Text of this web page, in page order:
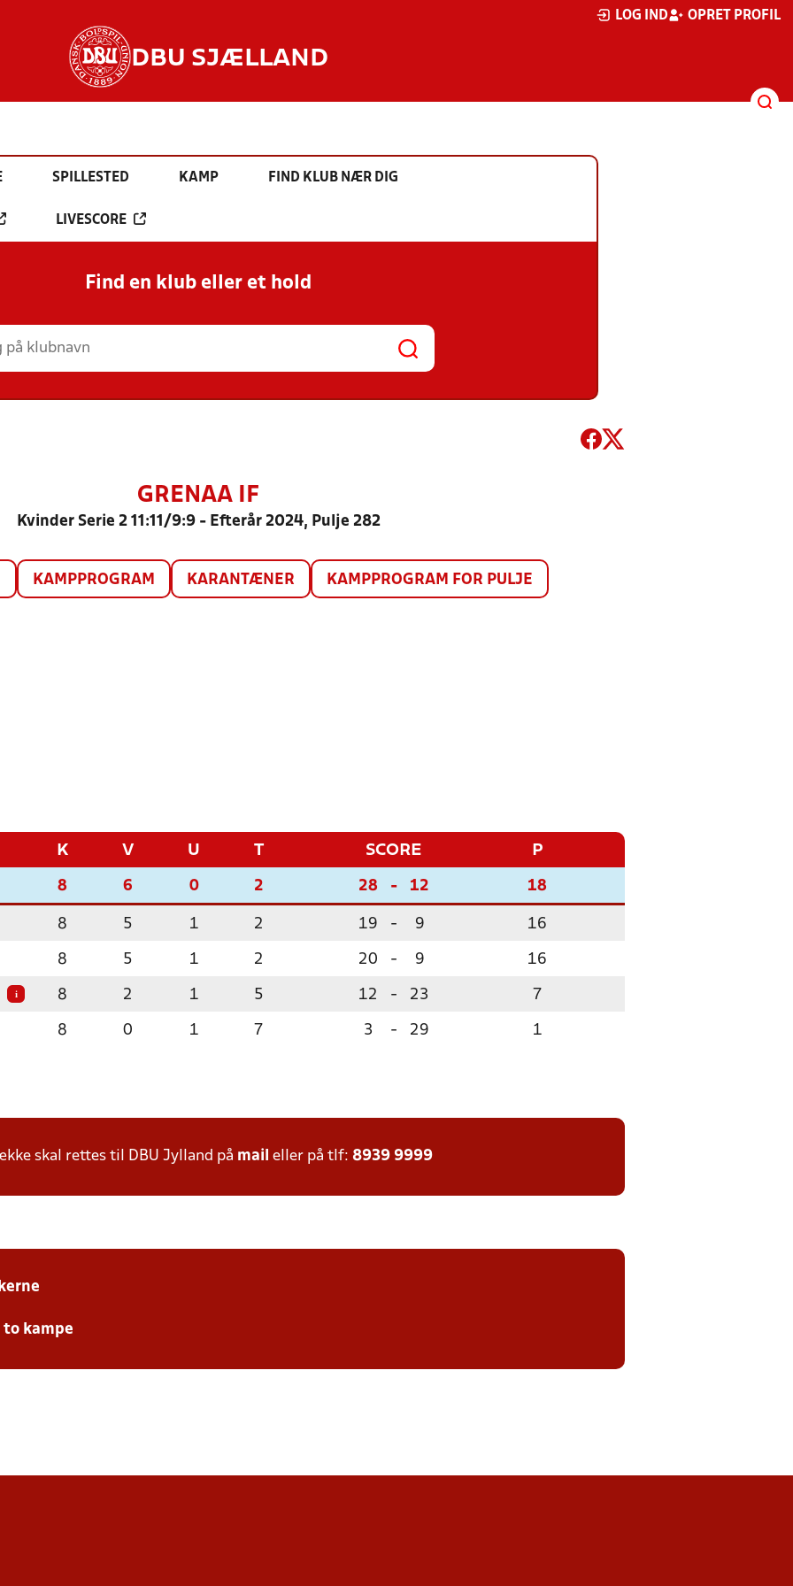
LOG IND OPRET PROFIL
DBU SJÆLLAND
SPILLESTED KAMP FIND KLUB NÆR DIG
LIVESCORE
Find en klub eller et hold
GRENAA IF
Kvinder Serie 2 11:11/9:9 - Efterår 2024, Pulje 282
KAMPPROGRAM KARANTÆNER KAMPPROGRAM FOR PULJE
K V U T SCORE P
8 6 0 2 28 - 12 18
8 5 1 2 19 - 9 16
8 5 1 2 20 - 9 16
i 8 2 1 5 12 - 23 7
8 0 1 7 3 - 29 1
skal rettes til DBU Jylland på mail eller på tlf: 8939 9999
to kampe